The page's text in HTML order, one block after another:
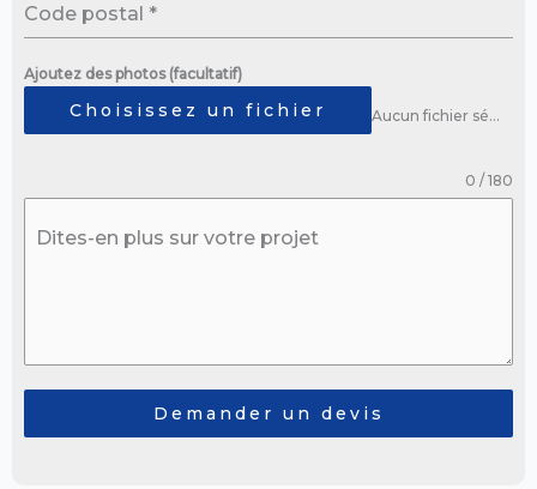
Code postal *
Ajoutez des photos (facultatif)
Choisissez un fichier Aucun fichier sélectionné
Dites-en plus sur votre projet
0 / 180
Demander un devis